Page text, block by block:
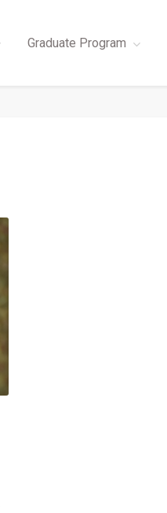
Graduate Program